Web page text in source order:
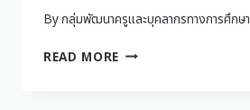
Byกลุ่มพัฒนาครูและบุคลากรทางการศึกษา
READ MORE